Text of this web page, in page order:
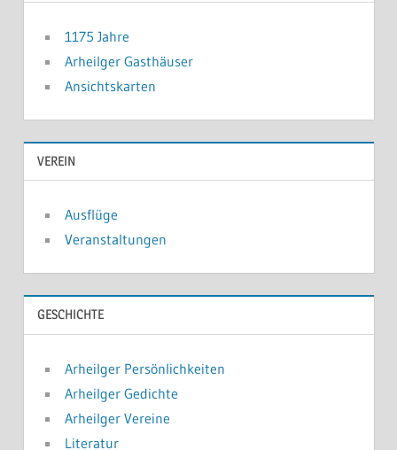
1175 Jahre
Arheilger Gasthäuser
Ansichtskarten
VEREIN
Ausflüge
Veranstaltungen
GESCHICHTE
Arheilger Persönlichkeiten
Arheilger Gedichte
Arheilger Vereine
Literatur